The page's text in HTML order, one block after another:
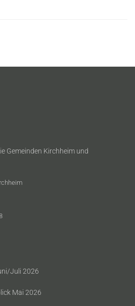
Gemeinden Kirchheim und
Juli 2026
Mai 2026